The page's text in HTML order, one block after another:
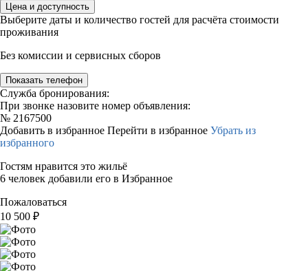
Цена и доступность
Выберите даты и количество гостей для расчёта стоимости
проживания
Без комиссии и сервисных сборов
Показать телефон
Служба бронирования:
При звонке назовите номер объявления:
№ 2167500
Добавить в избранное Перейти в избранное Убрать из
избранного
Гостям нравится это жильё
6 человек добавили его в Избранное
Пожаловаться
10 500 ₽